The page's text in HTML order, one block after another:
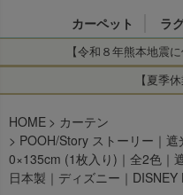
カーペット ラ
【令和８年熊本地震
令和8年熊本地震により、
お見舞い申し上げます。
部地域を発着するお荷物
す。
【夏季
当店は は2026年8月11日(火)
を休業とさせて頂きます。
休業中のご注文に関して
当店からの注文確認メール
HOME
カーテン
POOH/Story ストーリー｜
0×135cm (1枚入り)｜全2色｜
日本製｜ディズニー｜DISNEY